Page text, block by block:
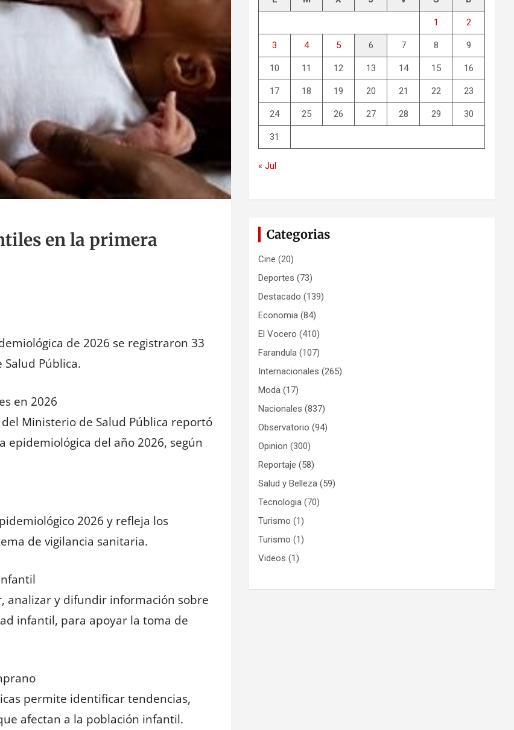
en la primera
de 2026 se registraron 33
Pública.
en 2026
Ministerio de Salud Pública reportó
del año 2026, según
2026 y refleja los
de vigilancia sanitaria.
analizar y difundir información sobre
infantil, para apoyar la toma de
permite identificar tendencias,
afectan a la población infantil.
1 2
3 4 5 6 7 8 9
10 11 12 13 14 15 16
17 18 19 20 21 22 23
24 25 26 27 28 29 30
31
« Jul
Categorias
Cine (20)
Deportes (73)
Destacado (139)
Economia (84)
El Vocero (410)
Farandula (107)
Internacionales (265)
Moda (17)
Nacionales (837)
Observatorio (94)
Opinion (300)
Reportaje (58)
Salud y Belleza (59)
Tecnologia (70)
Turismo (1)
Turismo (1)
Videos (1)